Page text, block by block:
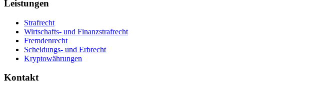
Leistungen
Strafrecht
Wirtschafts- und Finanzstrafrecht
Fremdenrecht
Scheidungs- und Erbrecht
Kryptowährungen
Kontakt